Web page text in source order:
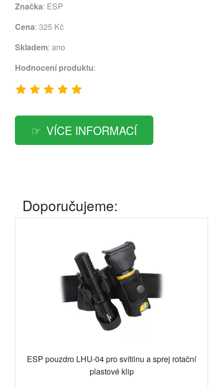
Značka: ESP
Cena: 325 Kč
Skladem: ano
Hodnocení produktu:
VÍCE INFORMACÍ
Doporučujeme:
ESP pouzdro LHU-04 pro svítilnu a sprej rotační
plastové klip